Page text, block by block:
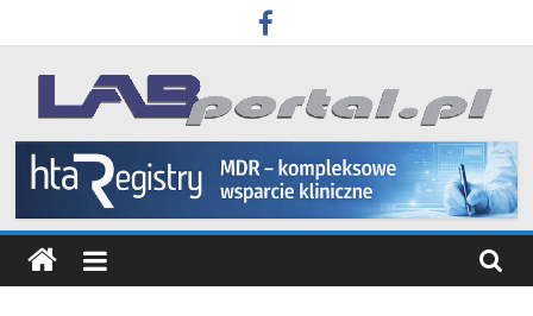
to
content
Labportal
Laboratoria
Aparatura
Badania